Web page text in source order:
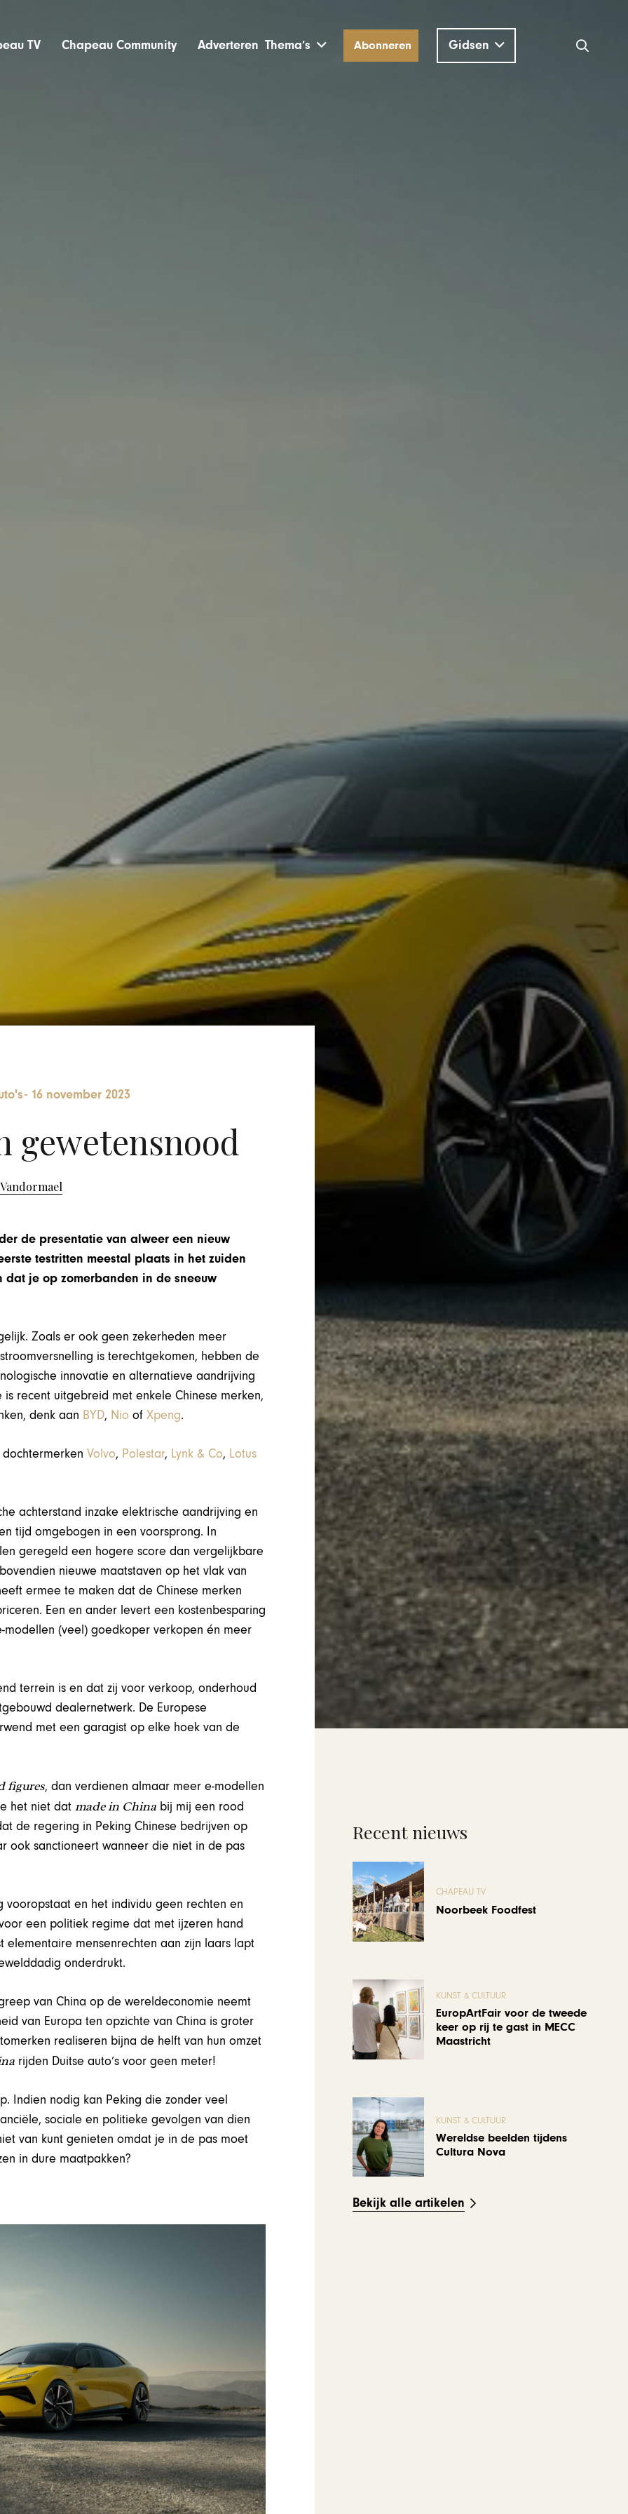
TV Chapeau Community Adverteren Thema’s Abonneren Gidsen
- 16 november 2023
de presentatie van alweer een nieuw
testritten meestal plaats in het zuiden
je op zomerbanden in de sneeuw
Zoals er ook geen zekerheden meer
is terechtgekomen, hebben de
innovatie en alternatieve aandrijving
recent uitgebreid met enkele Chinese merken,
denk aan BYD, Nio ofXpeng.
dochtermerkenVolvo, Polestar, Lynk & Co, Lotus
achterstand inzake elektrische aandrijving en
tijd omgebogen in een voorsprong. In
geregeld een hogere score dan vergelijkbare
nieuwe maatstaven op het vlak van
ermee te maken dat de Chinese merken
Een en ander levert een kostenbesparing
modellen (veel) goedkoper verkopen én meer
terrein is en dat zij voor verkoop, onderhoud
dealernetwerk. De Europese
met een garagist op elke hoek van de
figures, dan verdienen almaar meer e-modellen
het niet datmade in China bij mij een rood
de regering in Peking Chinese bedrijven op
ook sanctioneert wanneer die niet in de pas
en het individu geen rechten en
een politiek regime dat met ijzeren hand
mensenrechten aan zijn laars lapt
onderdrukt.
van China op de wereldeconomie neemt
van Europa ten opzichte van China is groter
realiseren bijna de helft van hun omzet
rijden Duitse auto’s voor geen meter!
Indien nodig kan Peking die zonder veel
sociale en politieke gevolgen van dien
van kunt genieten omdat je in de pas moet
in dure maatpakken?
Recent nieuws
CHAPEAU TV
Noorbeek Foodfest
KUNST & CULTUUR
EuropArtFair voor de tweede
keer op rij te gast in MECC
Maastricht
KUNST & CULTUUR
Wereldse beelden tijdens
Cultura Nova
Bekijk alle artikelen